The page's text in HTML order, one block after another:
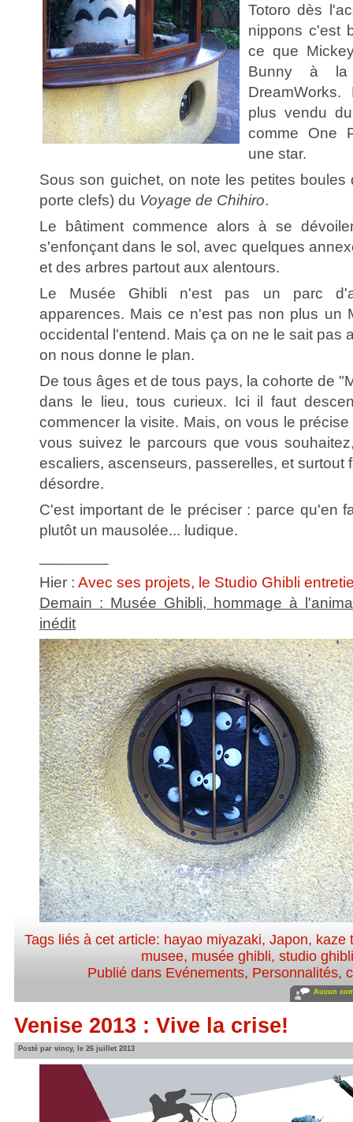
Totoro dès
nippons c'est
ce que
Bunny à la
plus vendu
comme One
une star.
Sous son guichet, on note les petites boules
porte clefs) du Voyage de Chihiro.
Le bâtiment commence alors à se
s'enfonçant dans le sol, avec quelques
et des arbres partout aux alentours.
Le Musée Ghibli n'est pas un parc
apparences. Mais ce n'est pas non plus un
occidental l'entend. Mais ça on ne le sait pas
on nous donne le plan.
De tous âges et de tous pays, la cohorte de
dans le lieu, tous curieux. Ici il faut
commencer la visite. Mais, on vous le
vous suivez le parcours que vous
escaliers, ascenseurs, passerelles, et surtout
désordre.
C'est important de le préciser : parce qu'en
plutôt un mausolée... ludique.
Hier : Avec ses projets, le Studio Ghibli
Demain : Musée Ghibli, hommage à
inédit
Tags liés à cet article: hayao miyazaki,Japon, kaze
musee, musée ghibli, studio ghibli
Publié dans Evénements, Personnalités,
Aucun
Venise 2013 : Vive la crise!
Posté par vincy, le 26 juillet 2013